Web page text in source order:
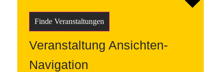
Finde Veranstaltungen
Veranstaltung Ansichten-
Navigation